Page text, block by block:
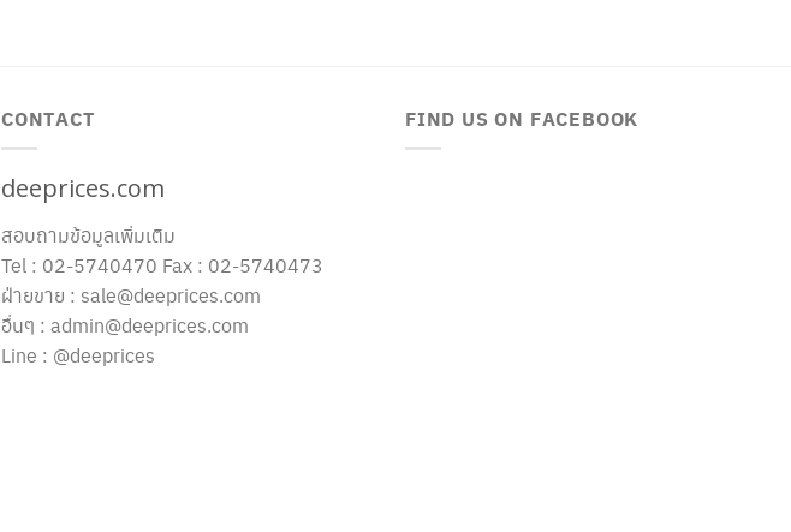
CONTACT
deeprices.com
สอบถามข้อมูลเพิ่มเติม
Tel : 02-5740470 Fax : 02-5740473
ฝ่ายขาย : sale@deeprices.com
อื่นๆ : admin@deeprices.com
Line : @deeprices
FIND US ON FACEBOOK